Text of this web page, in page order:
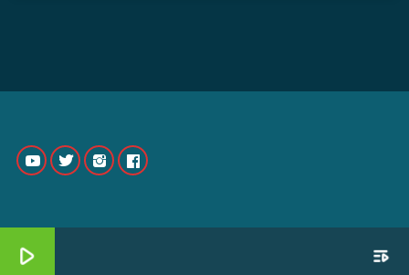
play_arrow playlist_play